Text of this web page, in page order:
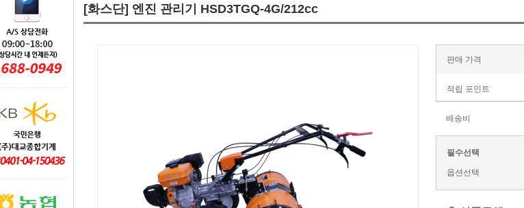
[화스단] 엔진 관리기 HSD3TGQ-4G/212cc
판매 가격
적립 포인트
배송비
필수선택
옵션선택